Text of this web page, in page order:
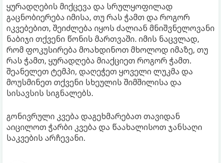
ყურადღების მიქცევა და სრულყოფილად
გაცნობიერება იმისა, თუ რას ჭამთ და როგორ
იკვებებით, შეიძლება იყოს ძალიან მნიშვნელოვანი
ნაბიჯი თქვენი წონის მართვაში. იმის ნაცვლად,
რომ ფოკუსირება მოახდინოთ მხოლოდ იმაზე, თუ
რას ჭამთ, ყურადღება მიაქციეთ როგორ ჭამთ.
შეანელეთ ტემპი, დაღეჭეთ ყოველი ლუკმა და
მოუსმინეთ თქვენი სხეულის შიმშილისა და
სისავსის სიგნალებს.
გონივრული კვება დაგეხმარებათ თავიდან
აიცილოთ ჭარბი კვება და წაახალისოთ ჯანსაღი
საკვების არჩევანი.